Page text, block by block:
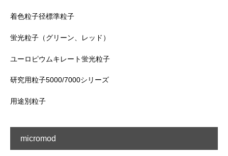
着色粒子径標準粒子
蛍光粒子（グリーン、レッド）
ユーロピウムキレート蛍光粒子
研究用粒子5000/7000シリーズ
用途別粒子
micromod